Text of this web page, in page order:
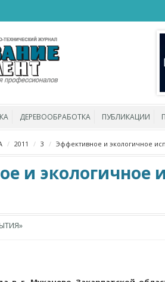
ДЕРЕВООБРАБОТКА ПУБЛИКАЦИИ
2011 3 Эффективное и экологичное
и экологичное